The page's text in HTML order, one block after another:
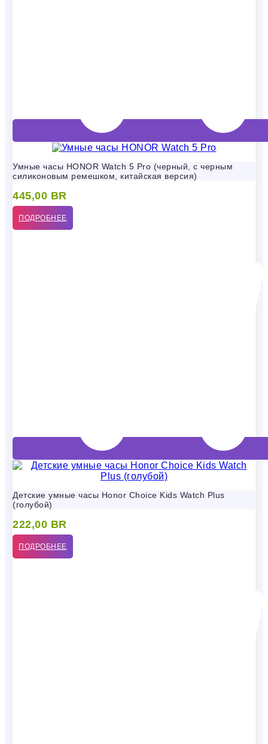
Умные часы HONOR Watch 5 Pro (черный, с черным
силиконовым ремешком, китайская версия)
445,00 BR
ПОДРОБНЕЕ
Детские умные часы Honor Choice Kids Watch Plus
(голубой)
222,00 BR
ПОДРОБНЕЕ